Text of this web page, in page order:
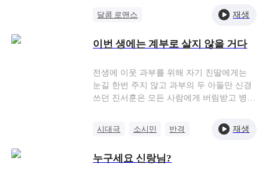
고, 두 사람은 하룻밤 인연 이후 각자의 길로
돌아간다. 4년 후, 멋진 CEO가 아이를 데리
람은 혼인신고를 마친 뒤, 차은설은 부모에
나타나 모녀를 지켜낸다. 회사의 위기로 인
해 차은설은 100억 투자를 받기 위해 A국 최
고 재벌 태강그룹의 친족 연회에 참석하게
라는 사실은 알지 못한다. 연회에서 전 약혼
자 구정태의 압박 속에서도 강도현의 아버지
만, 신분을 드러낼 수 없는 이유로 ‘할아버
달콤 로맨스
원나잇
재생
이번 생에는 계부로 살지 않을 거다
전생에 이웃 과부를 위해 자기 친딸에게는
눈길 한번 주지 않고 과부의 두 아들만 신경
쓰던 진서훈은 모든 사람에게 버림받고 병실
얻은 진서훈은 다시는 남의 자식의 계부로
살지 않고 자기 친딸만을 위해 살 것을 맹세
시대극 소시민
반격
재생
누구세요 신랑님?